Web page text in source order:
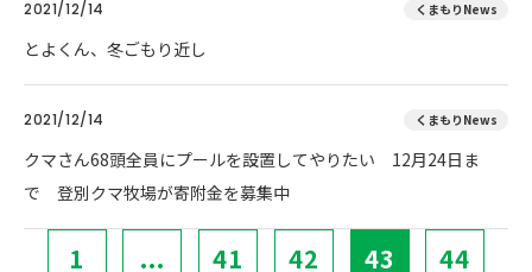
2021/12/14 くまもりNews
とよくん、冬ごもり近し
2021/12/14 くまもりNews
クマさん68頭全員にプールを設置してやりたい 12月24日ま
で 登別クマ牧場が寄附金を募集中
1 ... 41 42 43 44